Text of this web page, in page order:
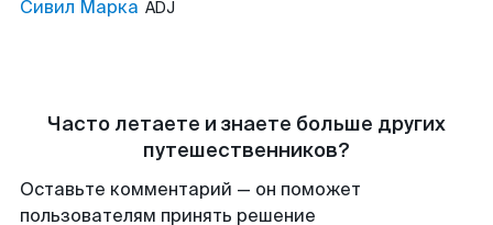
Сивил Марка ADJ
Часто летаете и знаете больше других
путешественников?
Оставьте комментарий — он поможет
пользователям принять решение